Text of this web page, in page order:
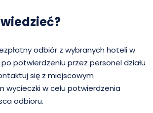
odbiór z wybranych hoteli w
po potwierdzeniu przez personel działu
się z miejscowym
wycieczki w celu potwierdzenia
odbioru.